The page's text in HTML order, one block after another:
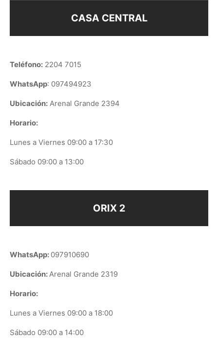
CASA CENTRAL
Teléfono: 2204 7015
WhatsApp: 097494923
Ubicación: Arenal Grande 2394
Horario:
Lunes a Viernes 09:00 a 17:30
Sábado 09:00 a 13:00
ORIX 2
WhatsApp: 097910690
Ubicación:Arenal Grande 2319
Horario:
Lunes a Viernes 09:00 a 18:00
Sábado 09:00 a 14:00